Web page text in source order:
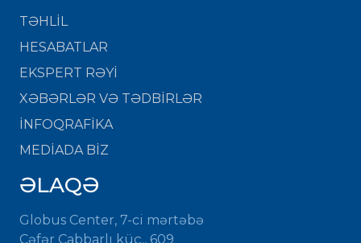
TƏHLİL
HESABATLAR
EKSPERT RƏYİ
XƏBƏRLƏR VƏ TƏDBİRLƏR
İNFOQRAFİKA
MEDİADA BİZ
ƏLAQƏ
Globus Center, 7-ci mərtəbə
Cəfər Cabbarlı küç., 609